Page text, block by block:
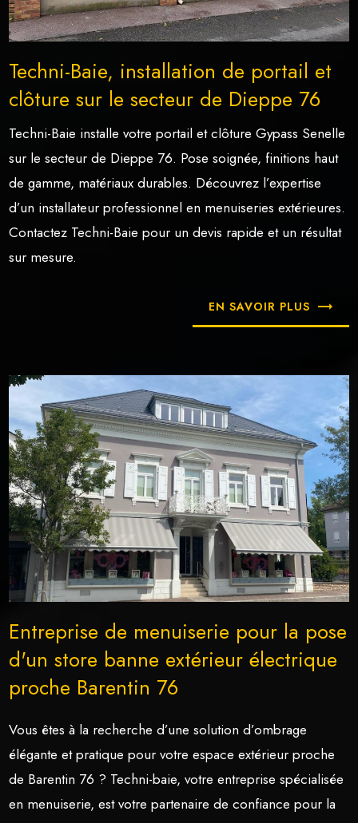
Techni-Baie, installation de portail et
clôture sur le secteur de Dieppe 76
Techni-Baie installe votre portail et clôture Gypass Senelle
sur le secteur de Dieppe 76. Pose soignée, finitions haut
de gamme, matériaux durables. Découvrez l’expertise
d’un installateur professionnel en menuiseries extérieures.
Contactez Techni-Baie pour un devis rapide et un résultat
sur mesure.
EN SAVOIR PLUS
Entreprise de menuiserie pour la pose
d'un store banne extérieur électrique
proche Barentin 76
Vous êtes à la recherche d’une solution d’ombrage
élégante et pratique pour votre espace extérieur proche
de Barentin 76 ? Techni-baie, votre entreprise spécialisée
en menuiserie, est votre partenaire de confiance pour la